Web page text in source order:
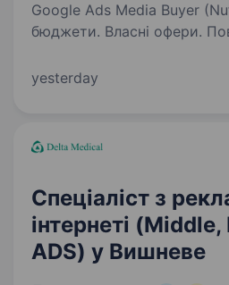
Google Ads Media Buyer
бюджети. Власні офери.
рекламодавець у Nutra з
yesterday
Спеціаліст з
інтернеті
ADS) у Вишневе